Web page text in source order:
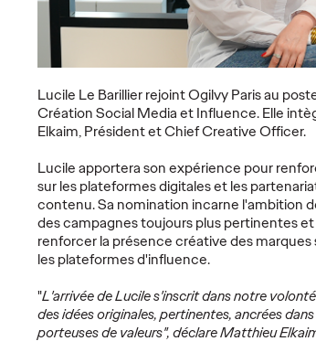
Lucile Le Barillier rejoint Ogilvy Paris au
Création Social Media et Influence. Elle
Elkaim, Président et Chief Creative Officer.
Lucile apportera son expérience pour
sur les plateformes digitales et les
contenu. Sa nomination incarne l'ambition
des campagnes toujours plus pertinentes
renforcer la présence créative des marques
les plateformes d'influence.
"L'arrivée de Lucile s'inscrit dans notre
des idées originales, pertinentes, ancrées
porteuses de valeurs", déclare Matthieu
Plus→
LIRE
Azza Ouertani
nommée Directrice
des Ressources
Humaines d'Ogilvy
Paris
Ogilvy Paris
05/03/2025
LIRE
Ogilvy Paris